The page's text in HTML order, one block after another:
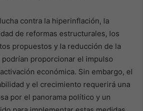
contra la hiperinflación, la
de reformas estructurales, los
propuestos y la reducción de la
proporcionar el impulso
económica. Sin embargo, el
y el crecimiento requerirá una
por el panorama político y un